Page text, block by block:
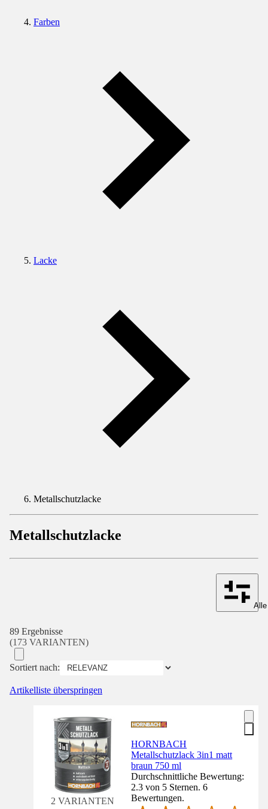
Farben
Lacke
Metallschutzlacke
Metallschutzlacke
89 Ergebnisse
(173 VARIANTEN)
Sortiert nach:
Artikelliste überspringen
2 VARIANTEN
HORNBACH
Metallschutzlack 3in1 matt
braun 750 ml
Durchschnittliche Bewertung:
2.3 von 5 Sternen. 6
Bewertungen.